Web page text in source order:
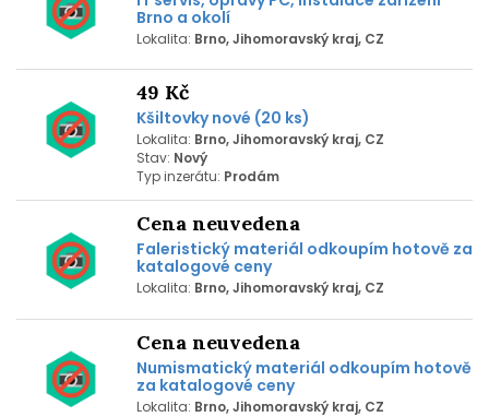
Brno a okolí
Lokalita: Brno, Jihomoravský kraj, CZ
49 Kč
Kšiltovky nové (20 ks)
Lokalita: Brno, Jihomoravský kraj, CZ
Stav: Nový
Typ inzerátu: Prodám
Cena neuvedena
Faleristický materiál odkoupím hotově za
katalogové ceny
Lokalita: Brno, Jihomoravský kraj, CZ
Cena neuvedena
Numismatický materiál odkoupím hotově
za katalogové ceny
Lokalita: Brno, Jihomoravský kraj, CZ